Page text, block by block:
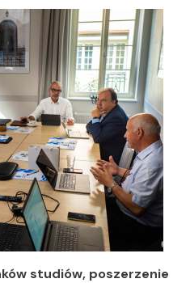
studiów, poszerzenie